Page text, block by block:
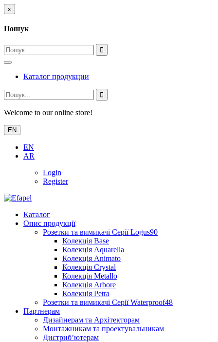
x
Пошук
Каталог продукции
Welcome to our online store!
EN
EN
AR
Login
Register
Каталог
Опис продукції
Розетки та вимикачі Серії Logus90
Колекція Base
Колекція Aquarella
Колекція Animato
Колекція Crystal
Колекція Metallo
Колекція Arbore
Колекція Petra
Розетки та вимикачі Серії Waterproof48
Партнерам
Дизайнерам та Архітекторам
Монтажникам та проектувальникам
Дистриб’ютерам